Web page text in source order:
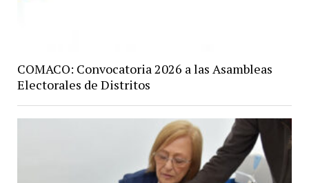
COMACO: Convocatoria 2026 a las Asambleas
Electorales de Distritos